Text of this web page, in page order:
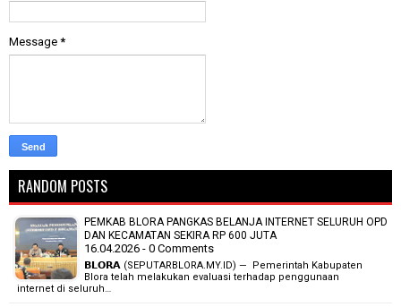
Message *
RANDOM POSTS
PEMKAB BLORA PANGKAS BELANJA INTERNET SELURUH OPD
DAN KECAMATAN SEKIRA RP 600 JUTA
16.04.2026 - 0 Comments
𝗕𝗟𝗢𝗥𝗔 (SEPUTARBLORA.MY.ID) — Pemerintah Kabupaten
Blora telah melakukan evaluasi terhadap penggunaan
internet di seluruh…